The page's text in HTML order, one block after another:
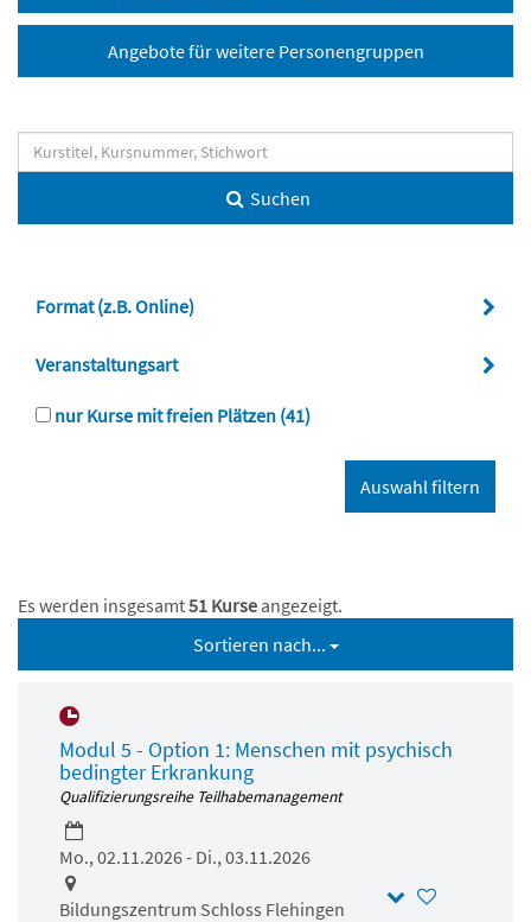
Angebote für weitere Personengruppen
Suchen
Format (z.B. Online)
Veranstaltungsart
nur Kurse mit freien Plätzen (41)
Es werden insgesamt51 Kurse angezeigt.
Sortieren nach...
Modul 5 - Option 1: Menschen mit psychisch
bedingter Erkrankung
Qualifizierungsreihe Teilhabemanagement
Mo., 02.11.2026 - Di., 03.11.2026
Bildungszentrum Schloss Flehingen